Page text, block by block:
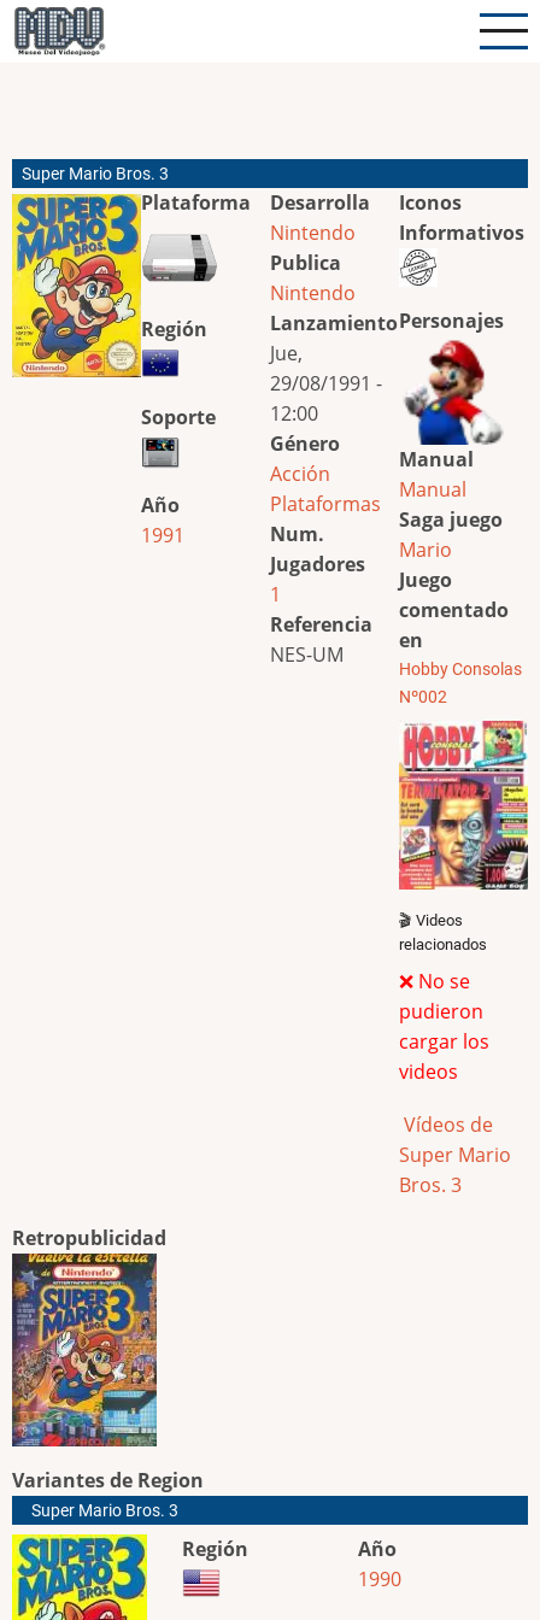
Pasar
al
Super Mario Bros. 3
Plataforma
Región
Soporte
Año
1991
Desarrolla
Nintendo
Publica
Nintendo
Lanzamiento
Jue,
29/08/1991 -
12:00
Género
Acción
Plataformas
Num.
Jugadores
1
Referencia
NES-UM
Iconos
Informativos
Personajes
Manual
Manual
Saga juego
Mario
Juego
comentado
en
Hobby Consolas
Nº002
🎬 Videos
relacionados
❌ No se
pudieron
cargar los
videos
Vídeos de
Super Mario
Bros. 3
Retropublicidad
Variantes de Region
Super Mario Bros. 3
Región
Año
1990